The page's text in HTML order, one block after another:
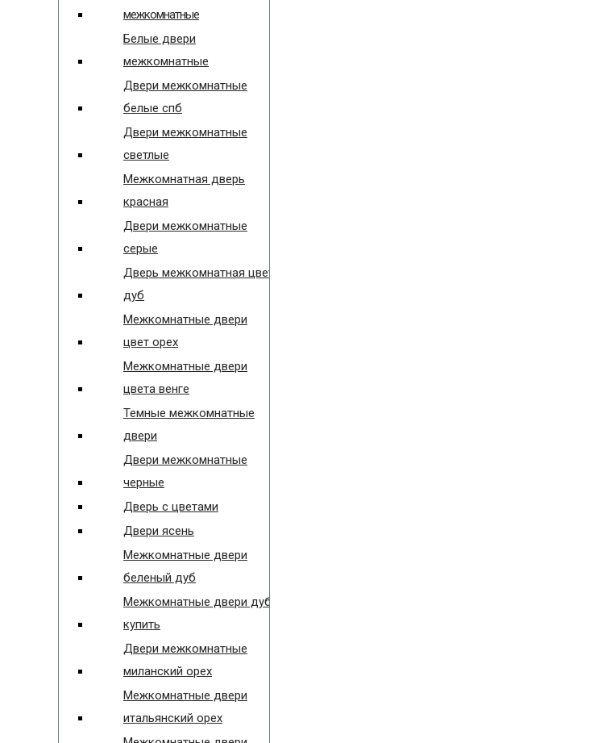
межкомнатные
Белые двери
межкомнатные
Двери межкомнатные
белые спб
Двери межкомнатные
светлые
Межкомнатная дверь
красная
Двери межкомнатные
серые
Дверь межкомнатная цвет
дуб
Межкомнатные двери
цвет орех
Межкомнатные двери
цвета венге
Темные межкомнатные
двери
Двери межкомнатные
черные
Дверь с цветами
Двери ясень
Межкомнатные двери
беленый дуб
Межкомнатные двери дуб
купить
Двери межкомнатные
миланский орех
Межкомнатные двери
итальянский орех